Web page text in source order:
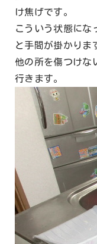
け焦げです。
こういう状態にな
と手間が掛かりま
他の所を傷つけな
行きます。